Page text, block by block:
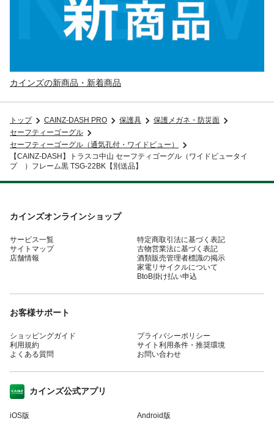
カインズの新商品・新着商品
トップ CAINZ-DASH PRO 保護具
保護メガネ・防災面
セーフティーゴーグル
セーフティーゴーグル（通気孔付・ワイドビュー）
【CAINZ-DASH】トラスコ中山 セーフティゴーグル（ワイドビュータイ
プ ）フレーム黒 TSG-22BK【別送品】
カインズオンラインショップ
サービス一覧
サイトマップ
店舗情報
特定商取引法に基づく表記
古物営業法に基づく表記
酒類販売管理者標識の掲示
家電リサイクルについて
BtoB掛け払い申込
お客様サポート
ショッピングガイド
利用規約
よくある質問
プライバシーポリシー
サイト利用条件・推奨環境
お問い合わせ
カインズ公式アプリ
iOS版 Android版